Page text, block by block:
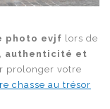
photo evjf lors de
authenticité et
prolonger votre
chasse au trésor